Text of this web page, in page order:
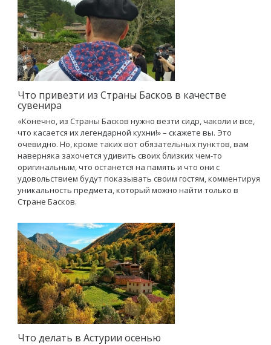
Что привезти из Страны Басков в качестве
сувенира
«Конечно, из Страны Басков нужно везти сидр, чаколи и все,
что касается их легендарной кухни!» – скажете вы. Это
очевидно. Но, кроме таких вот обязательных пунктов, вам
наверняка захочется удивить своих близких чем-то
оригинальным, что останется на память и что они с
удовольствием будут показывать своим гостям, комментируя
уникальность предмета, который можно найти только в
Стране Басков.
Что делать в Астурии осенью